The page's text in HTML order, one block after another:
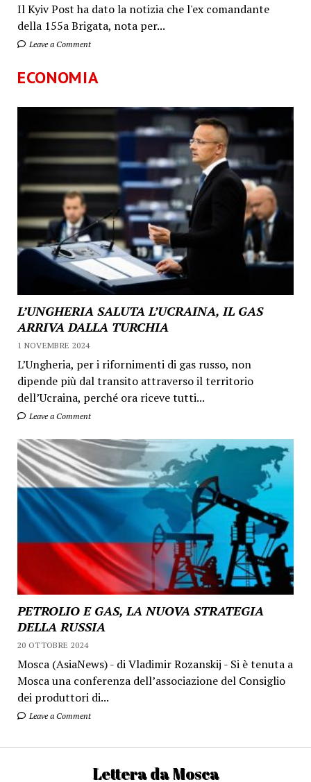
Il Kyiv Post ha dato la notizia che l'ex comandante
della 155a Brigata, nota per...
Leave a Comment
ECONOMIA
L’UNGHERIA SALUTA L’UCRAINA, IL GAS
ARRIVA DALLA TURCHIA
1 NOVEMBRE 2024
L’Ungheria, per i rifornimenti di gas russo, non
dipende più dal transito attraverso il territorio
dell’Ucraina, perché ora riceve tutti...
Leave a Comment
PETROLIO E GAS, LA NUOVA STRATEGIA
DELLA RUSSIA
20 OTTOBRE 2024
Mosca (AsiaNews) - di Vladimir Rozanskij - Si è tenuta a
Mosca una conferenza dell’associazione del Consiglio
dei produttori di...
Leave a Comment
Lettera da Mosca